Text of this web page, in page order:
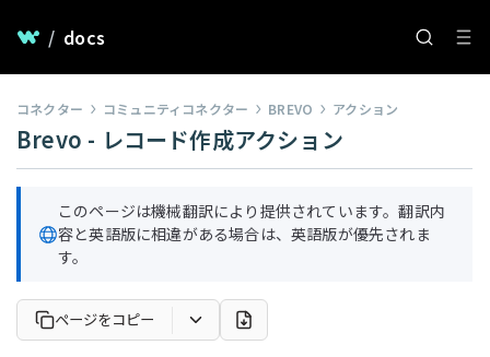
/ docs
コネクター コミュニティコネクター BREVO アクション
Brevo - レコード作成アクション
このページは機械翻訳により提供されています。翻訳内
容と英語版に相違がある場合は、英語版が優先されま
す。
ページをコピー